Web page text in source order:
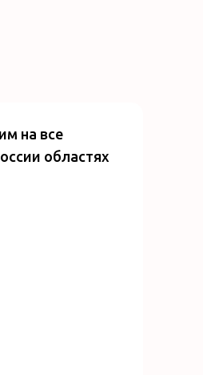
на все
областях